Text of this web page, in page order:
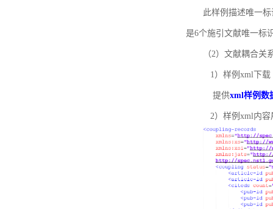
此样例描述唯一标
是6个施引文献唯一标
（2）文献耦合关
1）样例xml下载
提供xml样例数
2）样例xml内容